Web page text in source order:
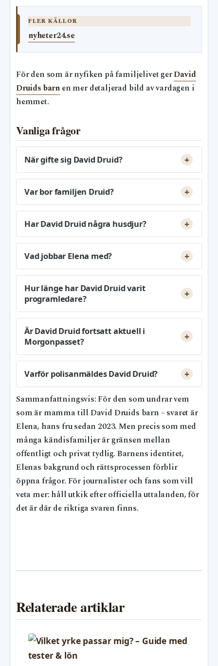
FLER KÄLLOR
nyheter24.se
För den som är nyfiken på familjelivet gerDavid
Druids barn en mer detaljerad bild av vardagen i
hemmet.
Vanliga frågor
När gifte sig David Druid?
Var bor familjen Druid?
Har David Druid några husdjur?
Vad jobbar Elena med?
Hur länge har David Druid varit
programledare?
Är David Druid fortsatt aktuell i
Morgonpasset?
Varför polisanmäldes David Druid?
Sammanfattningsvis: För den som undrar vem
som är mamma till David Druids barn – svaret är
Elena, hans fru sedan 2023. Men precis som med
många kändisfamiljer är gränsen mellan
offentligt och privat tydlig. Barnens identitet,
Elenas bakgrund och rättsprocessen förblir
öppna frågor. För journalister och fans som vill
veta mer: håll utkik efter officiella uttalanden, för
det är där de riktiga svaren finns.
Relaterade artiklar